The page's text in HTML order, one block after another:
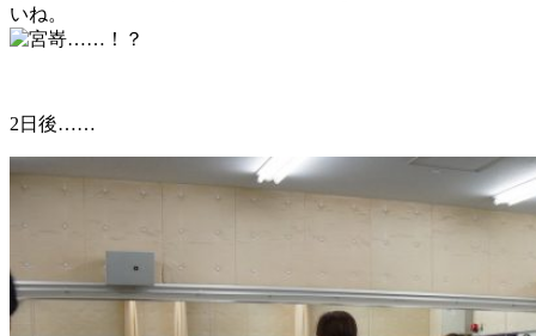
いね。
……！？
2日後……